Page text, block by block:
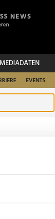
NEWS
MEDIADATEN
EVENTS